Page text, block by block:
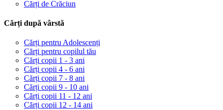
Cărți de Crăciun
Cărți după vârstă
Cărți pentru Adolescenți
Cărți pentru copilul tău
Cărți copii 1 - 3 ani
Cărți copii 4 - 6 ani
Cărți copii 7 - 8 ani
Cărți copii 9 - 10 ani
Cărți copii 11 - 12 ani
Cărți copii 12 - 14 ani